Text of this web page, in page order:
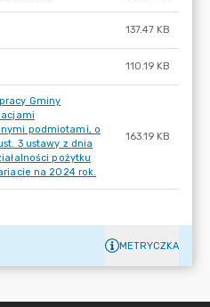
137.47 KB
110.19 KB
Gminy
podmiotami, o
3 ustawy z dnia
pożytku
na 2024 rok.
163.19 KB
METRYCZKA